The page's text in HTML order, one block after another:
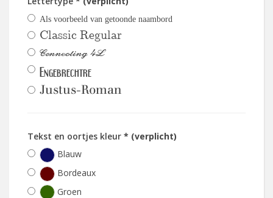
Als voorbeeld van getoonde naambord
Classic Regular
Connecting 4L
Engebrechtre
Justus-Roman
Tekst en oortjes kleur * (verplicht)
Blauw
Bordeaux
Groen